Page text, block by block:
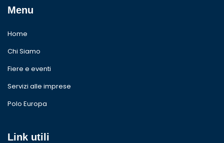
Menu
Home
Chi Siamo
Fiere e eventi
Servizi alle imprese
Polo Europa
Link utili